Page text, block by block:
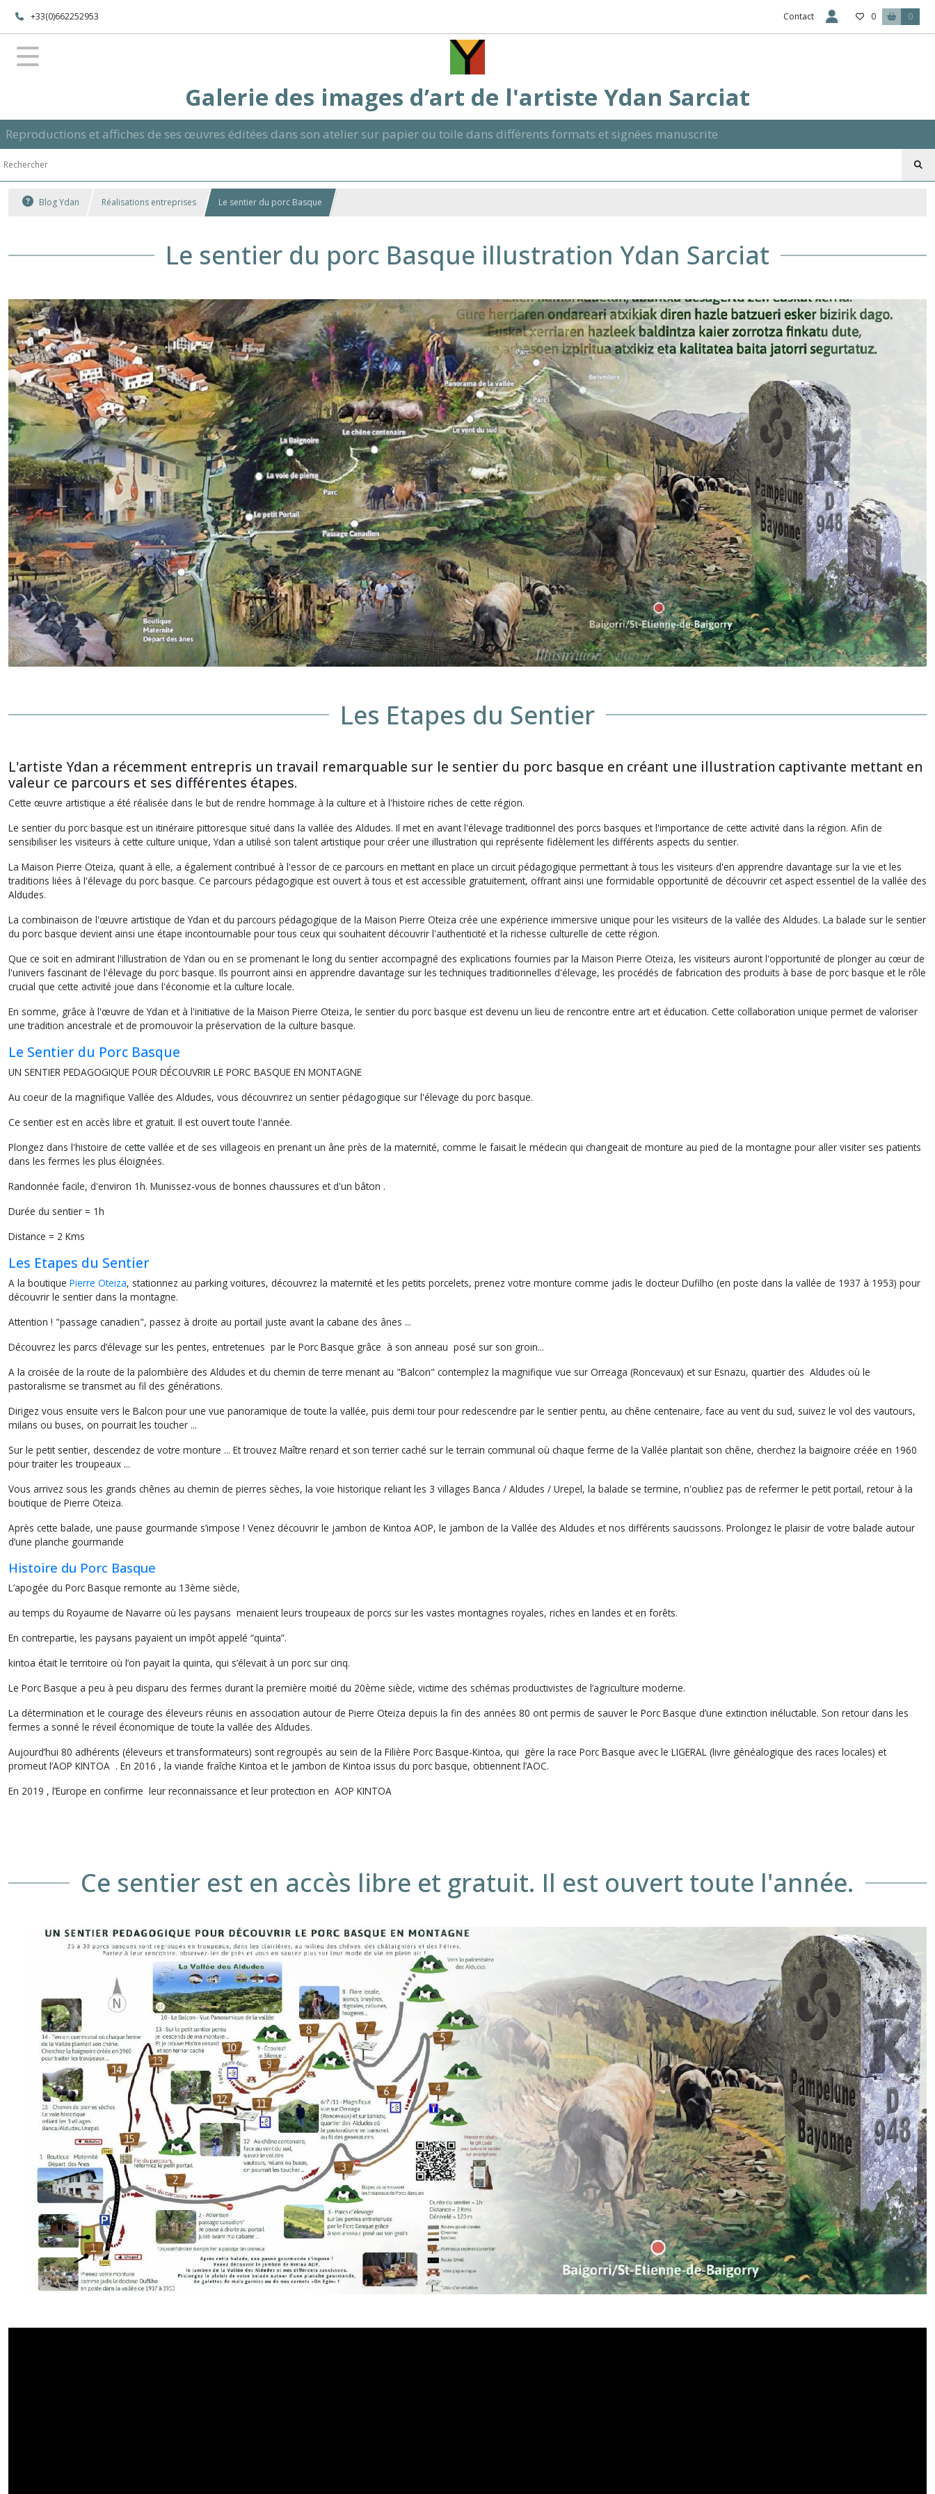
+33(0)662252953 Contact 0 0
Galerie des images d’art de l'artiste Ydan Sarciat
Reproductions et affiches de ses œuvres éditées dans son atelier sur papier ou toile dans différents formats et signées manuscrite
Blog Ydan Réalisations entreprises Le sentier du porc Basque
Le sentier du porc Basque illustration Ydan Sarciat
Les Etapes du Sentier
L'artiste Ydan a récemment entrepris un travail remarquable sur le sentier du porc basque en créant une illustration captivante mettant en
valeur ce parcours et ses différentes étapes.
Cette œuvre artistique a été réalisée dans le but de rendre hommage à la culture et à l'histoire riches de cette région.
Le sentier du porc basque est un itinéraire pittoresque situé dans la vallée des Aldudes. Il met en avant l'élevage traditionnel des porcs basques et l'importance de cette activité dans la région. Afin de
sensibiliser les visiteurs à cette culture unique, Ydan a utilisé son talent artistique pour créer une illustration qui représente fidèlement les différents aspects du sentier.
La Maison Pierre Oteiza, quant à elle, a également contribué à l'essor de ce parcours en mettant en place un circuit pédagogique permettant à tous les visiteurs d'en apprendre davantage sur la vie et les
traditions liées à l'élevage du porc basque. Ce parcours pédagogique est ouvert à tous et est accessible gratuitement, offrant ainsi une formidable opportunité de découvrir cet aspect essentiel de la vallée des
Aldudes.
La combinaison de l'œuvre artistique de Ydan et du parcours pédagogique de la Maison Pierre Oteiza crée une expérience immersive unique pour les visiteurs de la vallée des Aldudes. La balade sur le sentier
du porc basque devient ainsi une étape incontournable pour tous ceux qui souhaitent découvrir l'authenticité et la richesse culturelle de cette région.
Que ce soit en admirant l'illustration de Ydan ou en se promenant le long du sentier accompagné des explications fournies par la Maison Pierre Oteiza, les visiteurs auront l'opportunité de plonger au cœur de
l'univers fascinant de l'élevage du porc basque. Ils pourront ainsi en apprendre davantage sur les techniques traditionnelles d'élevage, les procédés de fabrication des produits à base de porc basque et le rôle
crucial que cette activité joue dans l'économie et la culture locale.
En somme, grâce à l'œuvre de Ydan et à l'initiative de la Maison Pierre Oteiza, le sentier du porc basque est devenu un lieu de rencontre entre art et éducation. Cette collaboration unique permet de valoriser
une tradition ancestrale et de promouvoir la préservation de la culture basque.
Le Sentier du Porc Basque
UN SENTIER PEDAGOGIQUE POUR DÉCOUVRIR LE PORC BASQUE EN MONTAGNE
Au coeur de la magnifique Vallée des Aldudes, vous découvrirez un sentier pédagogique sur l'élevage du porc basque.
Ce sentier est en accès libre et gratuit. Il est ouvert toute l'année.
Plongez dans l'histoire de cette vallée et de ses villageois en prenant un âne près de la maternité, comme le faisait le médecin qui changeait de monture au pied de la montagne pour aller visiter ses patients
dans les fermes les plus éloignées.
Randonnée facile, d'environ 1h. Munissez-vous de bonnes chaussures et d'un bâton .
Durée du sentier = 1h
Distance = 2 Kms
Les Etapes du Sentier
A la boutique Pierre Oteiza, stationnez au parking voitures, découvrez la maternité et les petits porcelets, prenez votre monture comme jadis le docteur Dufilho (en poste dans la vallée de 1937 à 1953) pour
découvrir le sentier dans la montagne.
Attention ! "passage canadien", passez à droite au portail juste avant la cabane des ânes ...
Découvrez les parcs d’élevage sur les pentes, entretenues par le Porc Basque grâce à son anneau posé sur son groin...
A la croisée de la route de la palombière des Aldudes et du chemin de terre menant au "Balcon" contemplez la magnifique vue sur Orreaga (Roncevaux) et sur Esnazu, quartier des Aldudes où le
pastoralisme se transmet au fil des générations.
Dirigez vous ensuite vers le Balcon pour une vue panoramique de toute la vallée, puis demi tour pour redescendre par le sentier pentu, au chêne centenaire, face au vent du sud, suivez le vol des vautours,
milans ou buses, on pourrait les toucher ...
Sur le petit sentier, descendez de votre monture ... Et trouvez Maître renard et son terrier caché sur le terrain communal où chaque ferme de la Vallée plantait son chêne, cherchez la baignoire créée en 1960
pour traiter les troupeaux ...
Vous arrivez sous les grands chênes au chemin de pierres sèches, la voie historique reliant les 3 villages Banca / Aldudes / Urepel, la balade se termine, n'oubliez pas de refermer le petit portail, retour à la
boutique de Pierre Oteiza.
Après cette balade, une pause gourmande s’impose ! Venez découvrir le jambon de Kintoa AOP, le jambon de la Vallée des Aldudes et nos différents saucissons. Prolongez le plaisir de votre balade autour
d’une planche gourmande
Histoire du Porc Basque
L’apogée du Porc Basque remonte au 13ème siècle,
au temps du Royaume de Navarre où les paysans menaient leurs troupeaux de porcs sur les vastes montagnes royales, riches en landes et en forêts.
En contrepartie, les paysans payaient un impôt appelé “quinta”.
kintoa était le territoire où l’on payait la quinta, qui s’élevait à un porc sur cinq.
Le Porc Basque a peu à peu disparu des fermes durant la première moitié du 20ème siècle, victime des schémas productivistes de l’agriculture moderne.
La détermination et le courage des éleveurs réunis en association autour de Pierre Oteiza depuis la fin des années 80 ont permis de sauver le Porc Basque d’une extinction inéluctable. Son retour dans les
fermes a sonné le réveil économique de toute la vallée des Aldudes.
Aujourd’hui 80 adhérents (éleveurs et transformateurs) sont regroupés au sein de la Filière Porc Basque-Kintoa, qui gère la race Porc Basque avec le LIGERAL (livre généalogique des races locales) et
promeut l’AOP KINTOA . En 2016 , la viande fraîche Kintoa et le jambon de Kintoa issus du porc basque, obtiennent l’AOC.
En 2019 , l’Europe en confirme leur reconnaissance et leur protection en AOP KINTOA
Ce sentier est en accès libre et gratuit. Il est ouvert toute l'année.